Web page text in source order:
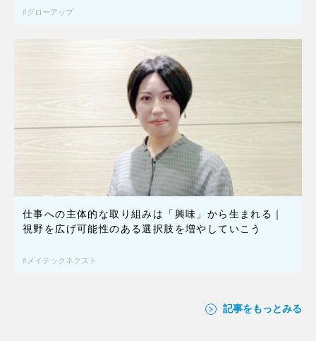
グローアップ
仕事への主体的な取り組みは「興味」から生まれる｜
視野を広げ可能性のある選択肢を増やしていこう
メイテックネクスト
記事をもっとみる